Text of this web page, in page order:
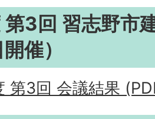
3回 習志野市
催）
第3回 会議結果